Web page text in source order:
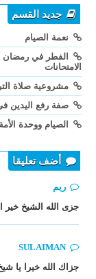
جديد القسم
نعمة الصيام
الفطر في رمضان
الامتحانات
مشروعية صلاة
صفة رفع اليدين
الصيام ووحدة الأمة
أضف تعليقا
ريم
جزى الله الشيخ خير
SULAIMAN
جزاك الله خيرا يا